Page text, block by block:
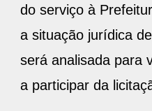
do serviço à
a situação jurídica
será analisada para
a participar da